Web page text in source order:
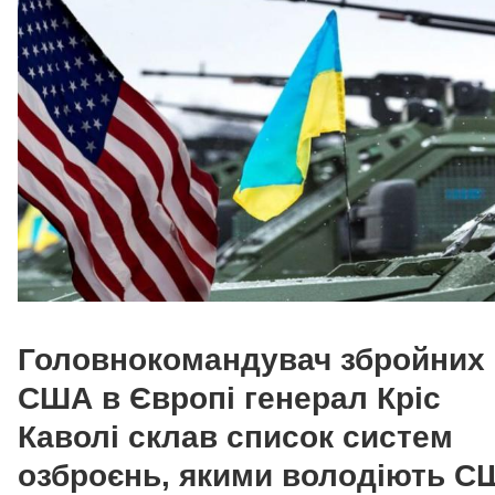
Головнокомандувач збройних
США в Європі генерал Кріс
Каволі склав список систем
озброєнь, якими володіють